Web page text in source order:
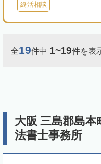
終活相談
全19件中 1~19件を表
大阪 三島郡島
法書士事務所